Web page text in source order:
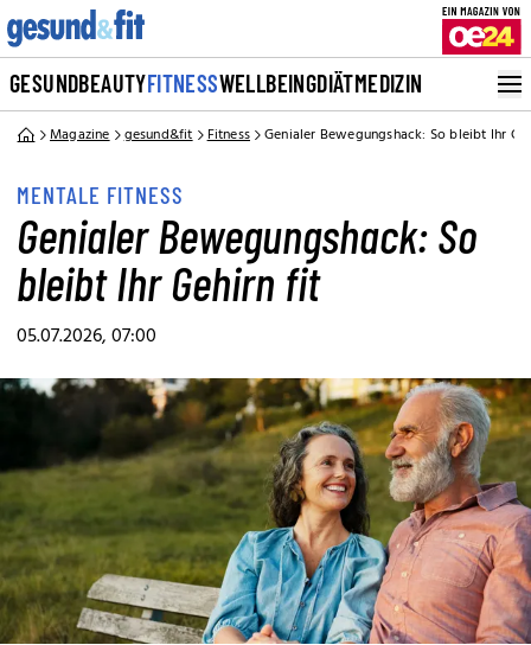
GESUNDBEAUTYFITNESSWELLBEINGDIÄTMEDIZIN
Magazine gesund&fit Fitness Genialer Bewegungshack: So bleibt Ihr
MENTALE FITNESS
Genialer Bewegungshack: So
bleibt Ihr Gehirn fit
05.07.2026, 07:00